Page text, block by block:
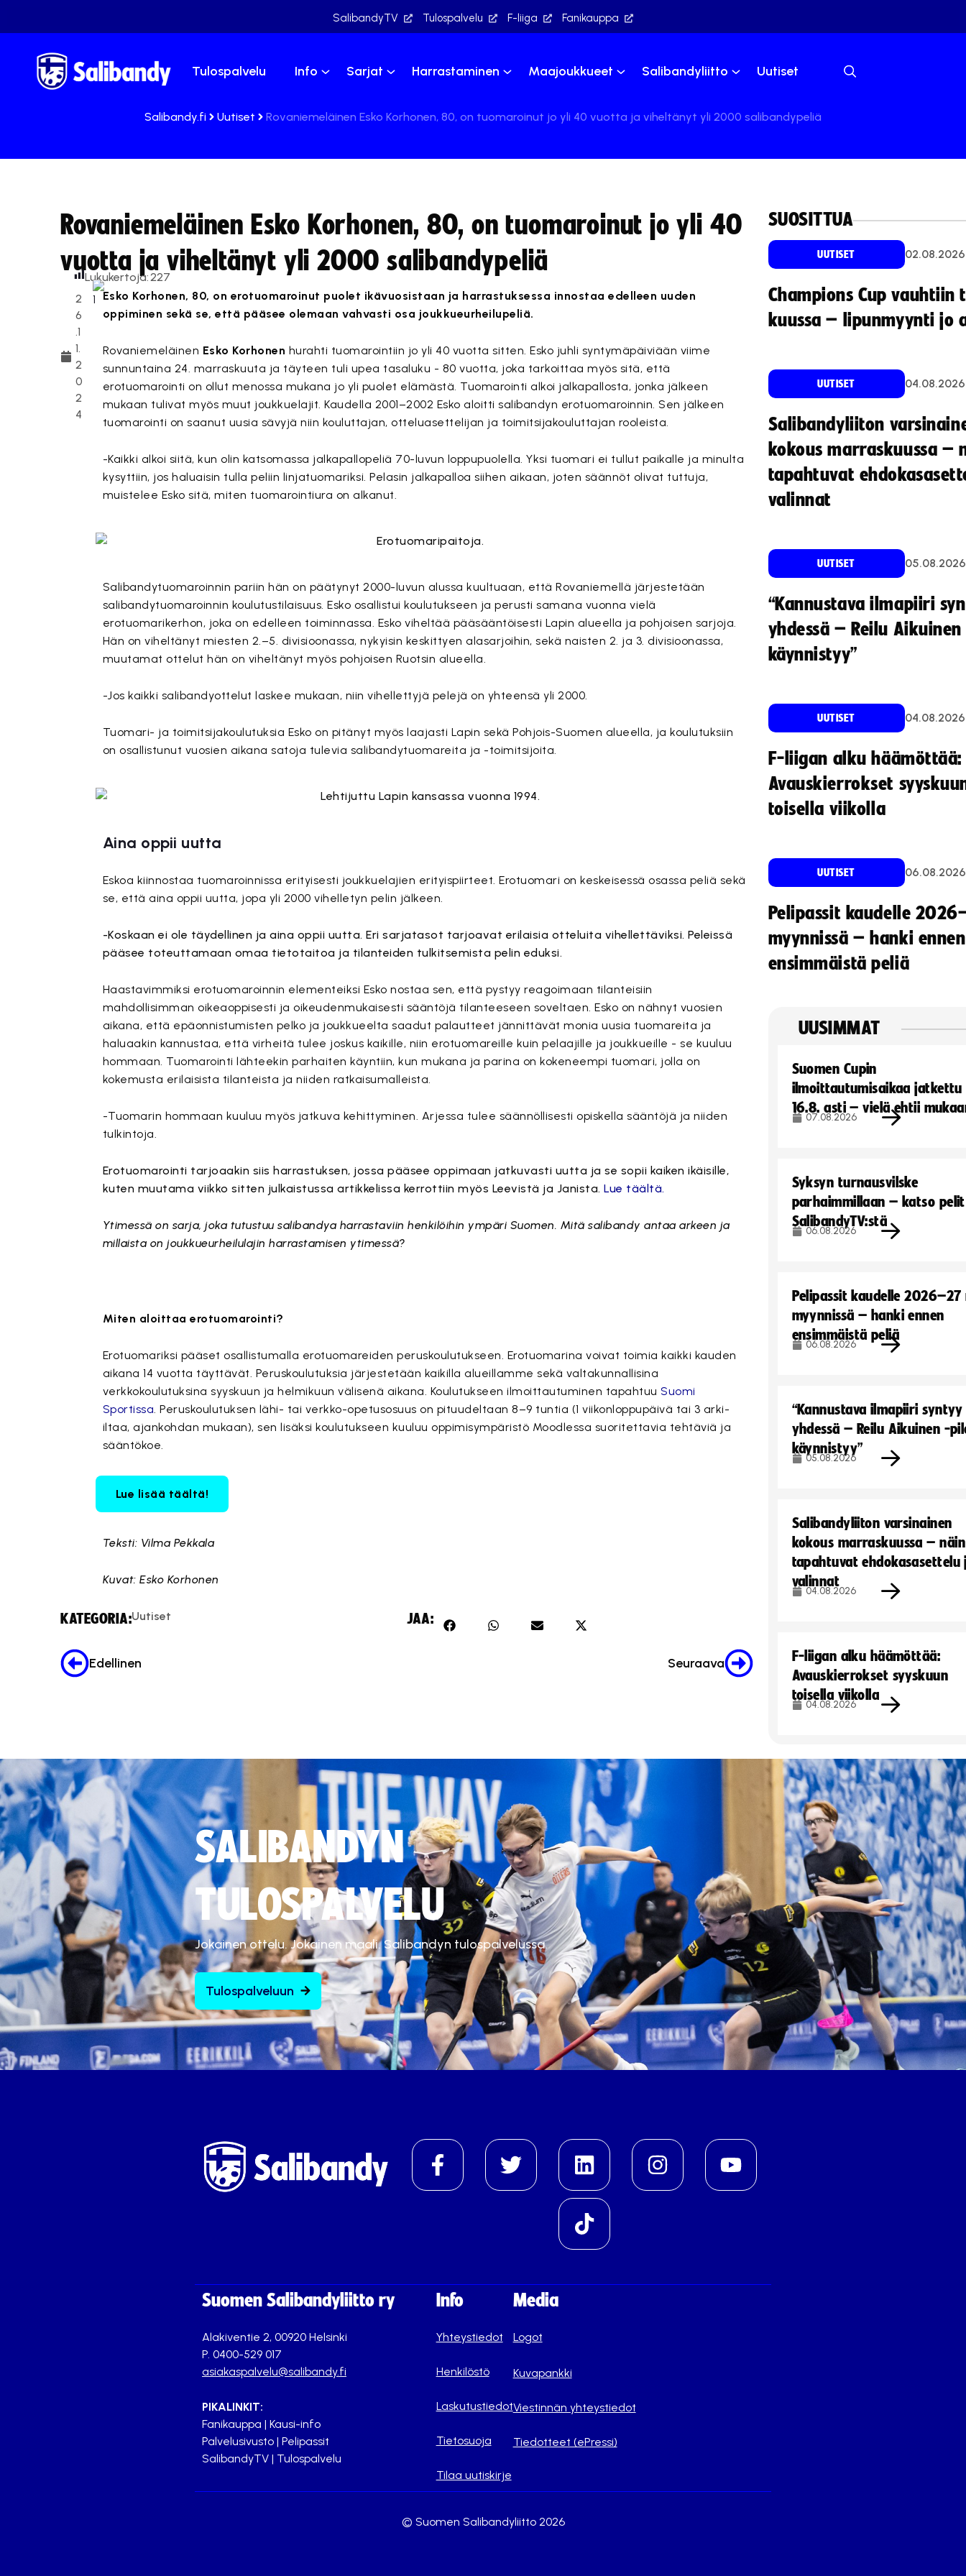
SalibandyTV Tulospalvelu F-liiga Fanikauppa
Tulospalvelu Info Sarjat Harrastaminen Maajoukkueet Salibandyliitto Uutiset
Salibandy.fi Uutiset Rovaniemeläinen Esko Korhonen, 80, on tuomaroinut jo yli 40 vuotta ja viheltänyt yli 2000 salibandypeliä
Rovaniemeläinen Esko Korhonen, 80, on tuomaroinut jo yli 40
vuotta ja viheltänyt yli 2000 salibandypeliä
2
6
.1
1.
2
0
2
4
Lukukertoja:227
Esko Korhonen, 80, on erotuomaroinut puolet ikävuosistaan ja harrastuksessa innostaa edelleen uuden
oppiminen sekä se, että pääsee olemaan vahvasti osa joukkueurheilupeliä.
Rovaniemeläinen Esko Korhonen hurahti tuomarointiin jo yli 40 vuotta sitten. Esko juhli syntymäpäiviään viime
sunnuntaina 24. marraskuuta ja täyteen tuli upea tasaluku - 80 vuotta, joka tarkoittaa myös sitä, että
erotuomarointi on ollut menossa mukana jo yli puolet elämästä. Tuomarointi alkoi jalkapallosta, jonka jälkeen
mukaan tulivat myös muut joukkuelajit. Kaudella 2001–2002 Esko aloitti salibandyn erotuomaroinnin. Sen jälkeen
tuomarointi on saanut uusia sävyjä niin kouluttajan, otteluasettelijan ja toimitsijakouluttajan rooleista.
-Kaikki alkoi siitä, kun olin katsomassa jalkapallopeliä 70-luvun loppupuolella. Yksi tuomari ei tullut paikalle ja minulta
kysyttiin, jos haluaisin tulla peliin linjatuomariksi. Pelasin jalkapalloa siihen aikaan, joten säännöt olivat tuttuja,
muistelee Esko sitä, miten tuomarointiura on alkanut.
Salibandytuomaroinnin pariin hän on päätynyt 2000-luvun alussa kuultuaan, että Rovaniemellä järjestetään
salibandytuomaroinnin koulutustilaisuus. Esko osallistui koulutukseen ja perusti samana vuonna vielä
erotuomarikerhon, joka on edelleen toiminnassa. Esko viheltää pääsääntöisesti Lapin alueella ja pohjoisen sarjoja.
Hän on viheltänyt miesten 2.–5. divisioonassa, nykyisin keskittyen alasarjoihin, sekä naisten 2. ja 3. divisioonassa,
muutamat ottelut hän on viheltänyt myös pohjoisen Ruotsin alueella.
-Jos kaikki salibandyottelut laskee mukaan, niin vihellettyjä pelejä on yhteensä yli 2000.
Tuomari- ja toimitsijakoulutuksia Esko on pitänyt myös laajasti Lapin sekä Pohjois-Suomen alueella, ja koulutuksiin
on osallistunut vuosien aikana satoja tulevia salibandytuomareita ja -toimitsijoita.
Aina oppii uutta
Eskoa kiinnostaa tuomaroinnissa erityisesti joukkuelajien erityispiirteet. Erotuomari on keskeisessä osassa peliä sekä
se, että aina oppii uutta, jopa yli 2000 vihelletyn pelin jälkeen.
-Koskaan ei ole täydellinen ja aina oppii uutta. Eri sarjatasot tarjoavat erilaisia otteluita vihellettäviksi. Peleissä
pääsee toteuttamaan omaa tietotaitoa ja tilanteiden tulkitsemista pelin eduksi.
Haastavimmiksi erotuomaroinnin elementeiksi Esko nostaa sen, että pystyy reagoimaan tilanteisiin
mahdollisimman oikeaoppisesti ja oikeudenmukaisesti sääntöjä tilanteeseen soveltaen. Esko on nähnyt vuosien
aikana, että epäonnistumisten pelko ja joukkueelta saadut palautteet jännittävät monia uusia tuomareita ja
haluaakin kannustaa, että virheitä tulee joskus kaikille, niin erotuomareille kuin pelaajille ja joukkueille - se kuuluu
hommaan. Tuomarointi lähteekin parhaiten käyntiin, kun mukana ja parina on kokeneempi tuomari, jolla on
kokemusta erilaisista tilanteista ja niiden ratkaisumalleista.
-Tuomarin hommaan kuuluu myös jatkuva kehittyminen. Arjessa tulee säännöllisesti opiskella sääntöjä ja niiden
tulkintoja.
Erotuomarointi tarjoaakin siis harrastuksen, jossa pääsee oppimaan jatkuvasti uutta ja se sopii kaiken ikäisille,
kuten muutama viikko sitten julkaistussa artikkelissa kerrottiin myös Leevistä ja Janista.Lue täältä.
Ytimessä on sarja, joka tutustuu salibandya harrastaviin henkilöihin ympäri Suomen. Mitä salibandy antaa arkeen ja
millaista on joukkueurheilulajin harrastamisen ytimessä?
Miten aloittaa erotuomarointi?
Erotuomariksi pääset osallistumalla erotuomareiden peruskoulutukseen. Erotuomarina voivat toimia kaikki kauden
aikana 14 vuotta täyttävät. Peruskoulutuksia järjestetään kaikilla alueillamme sekä valtakunnallisina
verkkokoulutuksina syyskuun ja helmikuun välisenä aikana. Koulutukseen ilmoittautuminen tapahtuu Suomi
Sportissa. Peruskoulutuksen lähi- tai verkko-opetusosuus on pituudeltaan 8–9 tuntia (1 viikonloppupäivä tai 3 arki-
iltaa, ajankohdan mukaan), sen lisäksi koulutukseen kuuluu oppimisympäristö Moodlessa suoritettavia tehtäviä ja
sääntökoe.
Lue lisää täältä!
Teksti: Vilma Pekkala
Kuvat: Esko Korhonen
KATEGORIA:Uutiset JAA:
Edellinen Seuraava
SUOSITTUA
UUTISET 02.08.2026
Champions Cup vauhtiin
kuussa – lipunmyynti jo
UUTISET 04.08.2026
Salibandyliiton
kokous marraskuussa –
tapahtuvat
valinnat
UUTISET 05.08.2026
“Kannustava ilmapiiri
yhdessä – Reilu
käynnistyy”
UUTISET 04.08.2026
F-liigan alku häämöttää:
Avauskierrokset
toisella viikolla
UUTISET 06.08.2026
Pelipassit kaudelle
myynnissä – hanki ennen
ensimmäistä peliä
UUSIMMAT
Suomen Cupin
ilmoittautumisaikaa jatkettu
16.8. asti – vielä ehtii
07.08.2026
Syksyn turnausvilske
parhaimmillaan – katso pelit
SalibandyTV:stä
06.08.2026
Pelipassit kaudelle
myynnissä – hanki ennen
ensimmäistä peliä
06.08.2026
“Kannustava ilmapiiri syntyy
yhdessä – Reilu Aikuinen -
käynnistyy”
05.08.2026
Salibandyliiton varsinainen
kokous marraskuussa – näin
tapahtuvat ehdokasasettelu
valinnat
04.08.2026
F-liigan alku häämöttää:
Avauskierrokset syyskuun
toisella viikolla
04.08.2026
SALIBANDYN
TULOSPALVELU
Jokainen ottelu. Jokainen maali. Salibandyn tulospalvelussa.
Tulospalveluun
Suomen Salibandyliitto ry
Alakiventie 2, 00920 Helsinki
P. 0400-529 017
asiakaspalvelu@salibandy.fi
PIKALINKIT:
Fanikauppa | Kausi-info
Palvelusivusto | Pelipassit
SalibandyTV | Tulospalvelu
Info
Yhteystiedot
Henkilöstö
Laskutustiedot
Tietosuoja
Tilaa uutiskirje
Media
Logot
Kuvapankki
Viestinnän yhteystiedot
Tiedotteet (ePressi)
© Suomen Salibandyliitto 2026